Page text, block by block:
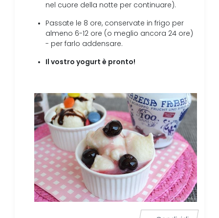
nel cuore della notte per continuare).
Passate le 8 ore, conservate in frigo per
almeno 6-12 ore (o meglio ancora 24 ore)
- per farlo addensare.
Il vostro yogurt è pronto!